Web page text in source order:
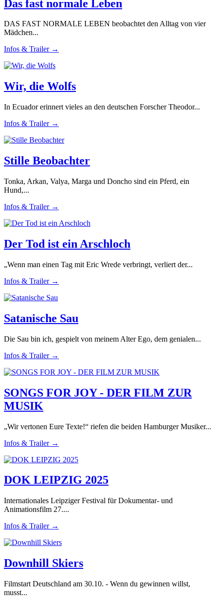
Das fast normale Leben
DAS FAST NORMALE LEBEN beobachtet den Alltag von vier
Mädchen...
Infos & Trailer →
Wir, die Wolfs
In Ecuador erinnert vieles an den deutschen Forscher Theodor...
Infos & Trailer →
Stille Beobachter
Tonka, Arkan, Valya, Marga und Doncho sind ein Pferd, ein
Hund,...
Infos & Trailer →
Der Tod ist ein Arschloch
„Wenn man einen Tag mit Eric Wrede verbringt, verliert der...
Infos & Trailer →
Satanische Sau
Die Sau bin ich, gespielt von meinem Alter Ego, dem genialen...
Infos & Trailer →
SONGS FOR JOY - DER FILM ZUR
MUSIK
„Wir vertonen Eure Texte!“ riefen die beiden Hamburger Musiker...
Infos & Trailer →
DOK LEIPZIG 2025
Internationales Leipziger Festival für Dokumentar- und
Animationsfilm 27....
Infos & Trailer →
Downhill Skiers
Filmstart Deutschland am 30.10. - Wenn du gewinnen willst,
musst...